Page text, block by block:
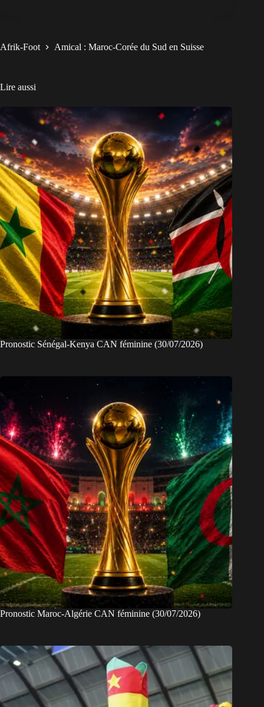
Afrik-Foot Amical : Maroc-Corée du Sud en Suisse
Lire aussi
Pronostic Sénégal-Kenya CAN féminine (30/07/2026)
Pronostic Maroc-Algérie CAN féminine (30/07/2026)